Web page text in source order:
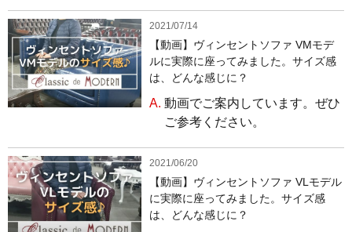
2021/07/14
【動画】ヴィンセントソファ VMモデ
ルに実際に座ってみました。サイズ感
は、どんな感じに？
A. 動画でご案内しています。ぜひ
ご参考ください。
2021/06/20
【動画】ヴィンセントソファ VLモデル
に実際に座ってみました。サイズ感
は、どんな感じに？